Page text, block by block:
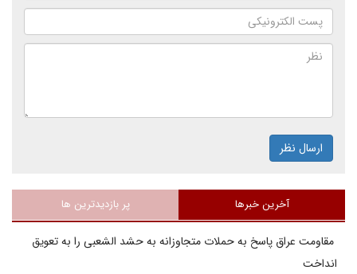
ارسال نظر
آخرین خبرها پر بازدیدترین ها
مقاومت عراق پاسخ به حملات متجاوزانه به حشد الشعبی را به تعویق
انداخت